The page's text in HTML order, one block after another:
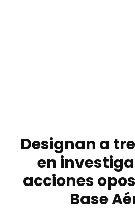
Designan a
en
acciones
Base